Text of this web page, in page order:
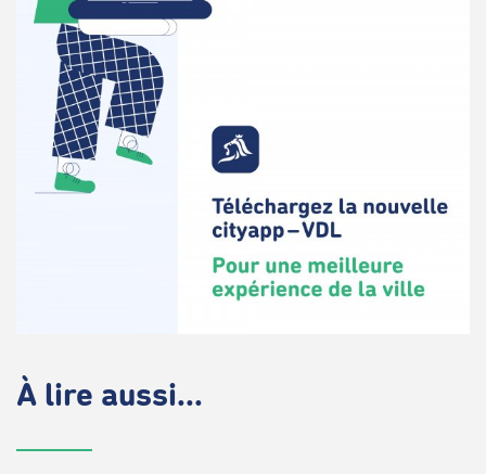
À lire aussi...